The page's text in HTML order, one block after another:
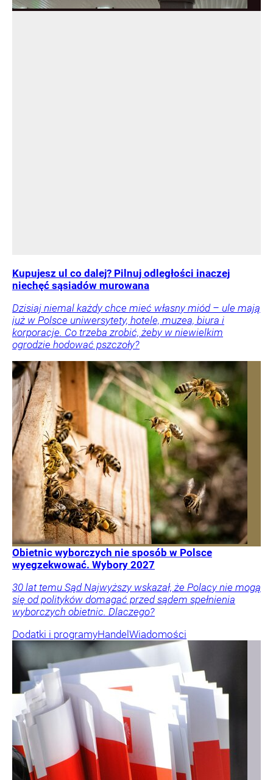
Kupujesz ul co dalej? Pilnuj odległości inaczej
niechęć sąsiadów murowana
Dzisiaj niemal każdy chce mieć własny miód – ule mają
już w Polsce uniwersytety, hotele, muzea, biura i
korporacje. Co trzeba zrobić, żeby w niewielkim
ogrodzie hodować pszczoły?
Obietnic wyborczych nie sposób w Polsce
wyegzekwować. Wybory 2027
30 lat temu Sąd Najwyższy wskazał, że Polacy nie mogą
się od polityków domagać przed sądem spełnienia
wyborczych obietnic. Dlaczego?
Dodatki i programyHandel Wiadomości